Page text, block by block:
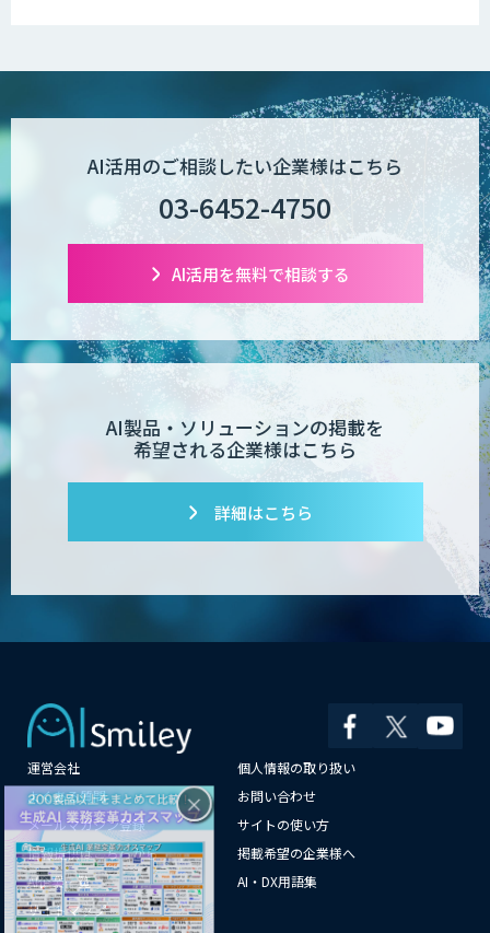
AI活用のご相談したい企業様はこちら
03-6452-4750
AI活用を無料で相談する
AI製品・ソリューションの掲載を
希望される企業様はこちら
詳細はこちら
運営会社
個人情報の取り扱い
よくある質問
お問い合わせ
メールマガジン登録
サイトの使い方
情報提供はこちらから
掲載希望の企業様へ
AI企業一覧
AI・DX用語集
サイトマップ
×